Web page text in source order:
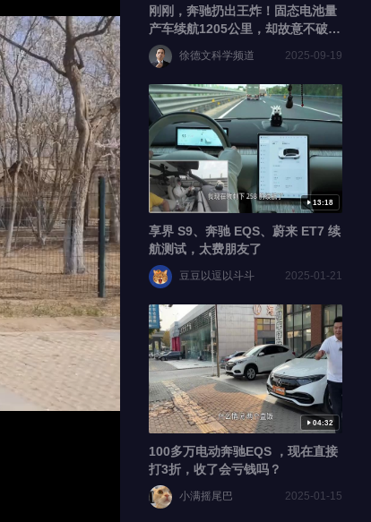
刚刚，奔驰扔出王炸！固态电池量
产车续航1205公里，却故意不破世
界纪录，究竟为什么？
徐德文科学频道 2025-09-19
13:18
享界 S9、奔驰 EQS、蔚来 ET7 续
航测试，太费朋友了
豆豆以逗以斗斗 2025-01-21
04:32
100多万电动奔驰EQS ，现在直接
打3折，收了会亏钱吗？
小满摇尾巴 2025-01-15